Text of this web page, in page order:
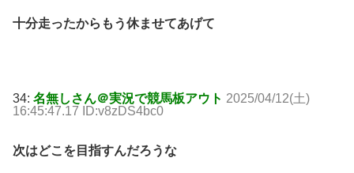
十分走ったからもう休ませてあげて
34: 名無しさん＠実況で競馬板アウト 2025/04/12(土)
16:45:47.17 ID:v8zDS4bc0
次はどこを目指すんだろうな